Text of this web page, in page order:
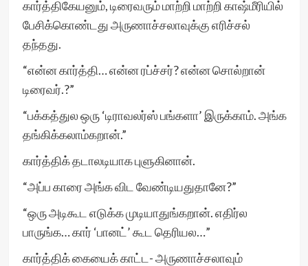
கார்த்திகேயனும், டிரைவரும் மாற்றி மாற்றி காஷ்மீரியில்
பேசிக்கொண்டது அருணாச்சலாவுக்கு எரிச்சல்
தந்தது.
“என்ன கார்த்தி… என்ன ரப்ச்சர்? என்ன சொல்றான்
டிரைவர்.?”
“பக்கத்துல ஒரு ‘டிராவலர்ஸ் பங்களா’ இருக்காம். அங்க
தங்கிக்கலாம்கறான்.”
கார்த்திக் தடாலடியாக புளுகினான்.
“அப்ப காரை அங்க விட வேண்டியதுதானே?”
“ஒரு அடிகூட எடுக்க முடியாதுங்கறான். எதிர்ல
பாருங்க… கார் ‘பானட்’ கூட தெரியல…”
கார்த்திக் கையைக் காட்ட- அருணாச்சலாவும்